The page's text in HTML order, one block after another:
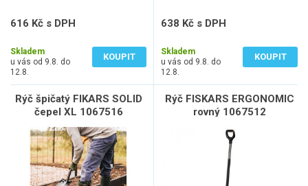
616 Kč s DPH
Skladem
u vás od 9.8. do
12.8.
KOUPIT
638 Kč s DPH
Skladem
u vás od 9.8. do
12.8.
KOUPIT
Rýč špičatý FIKARS SOLID
čepel XL 1067516
Rýč FISKARS ERGONOMIC
rovný 1067512